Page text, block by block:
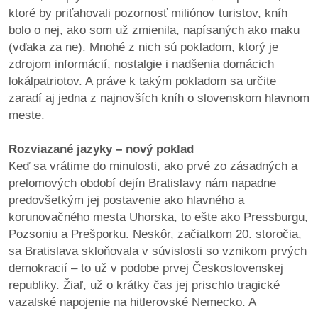
stavebné
konania
pripomienkové
konania
dobrá
práca
odkazy
petície
z
médií
ktoré by priťahovali pozornosť miliónov turistov, kníh
bolo o nej, ako som už zmienila, napísaných ako maku
(vďaka za ne). Mnohé z nich sú pokladom, ktorý je
zdrojom informácií, nostalgie i nadšenia domácich
lokálpatriotov. A práve k takým pokladom sa určite
zaradí aj jedna z najnovších kníh o slovenskom hlavnom
meste.
Rozviazané jazyky – nový poklad
Keď sa vrátime do minulosti, ako prvé zo zásadných a
prelomových období dejín Bratislavy nám napadne
predovšetkým jej postavenie ako hlavného a
korunovačného mesta Uhorska, to ešte ako Pressburgu,
Pozsoniu a Prešporku. Neskôr, začiatkom 20. storočia,
sa Bratislava skloňovala v súvislosti so vznikom prvých
demokracií – to už v podobe prvej Československej
republiky. Žiaľ, už o krátky čas jej prischlo tragické
vazalské napojenie na hitlerovské Nemecko. A